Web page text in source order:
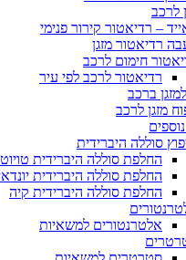
לרכב
– רדיאטור קירור פנימי
רדיאטור מזגן
חימום לרכב
רדיאטור לרכב לפי עיר
ברכב
מזגן לרכב
סוללה היברידית
החלפת סוללה היברידית
החלפת סוללה היברידית
החלפת סוללה היברידית קיה
אלטרנטורים למשאיות